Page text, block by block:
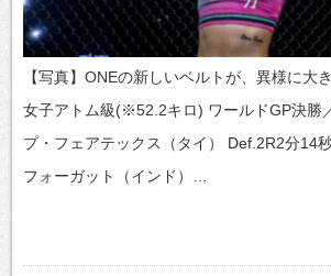
【写真】ONEの新しいベルトが、異様に大
女子アトム級(※52.2キロ) ワールドGP決勝
プ・フェアテックス（タイ） Def.2R2分14
フォーガット（インド）…